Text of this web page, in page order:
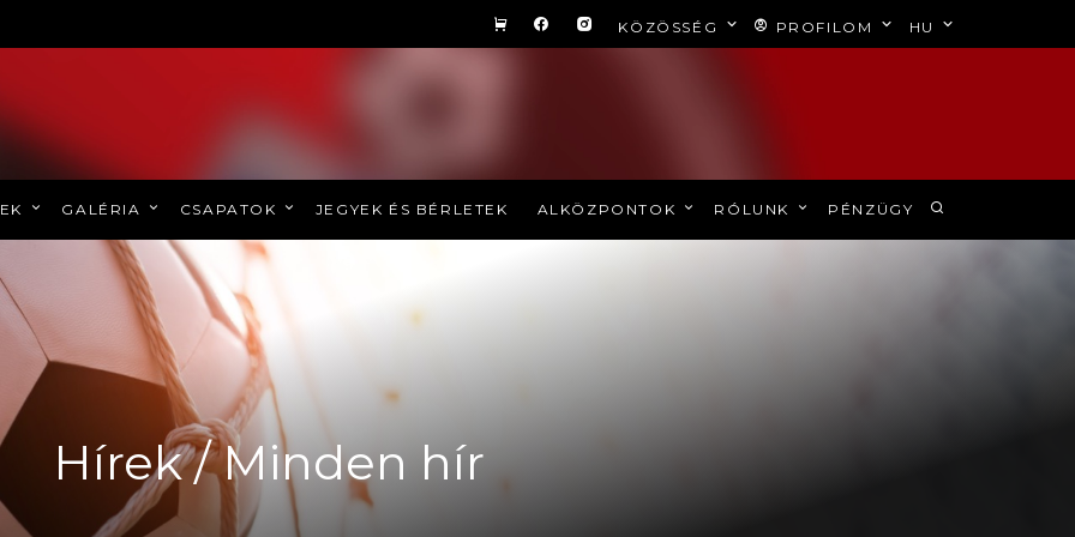
KÖZÖSSÉG PROFILOM HU
GALÉRIA CSAPATOK JEGYEK ÉS BÉRLETEK ALKÖZPONTOK RÓLUNK PÉNZÜGY
Hírek / Minden hír